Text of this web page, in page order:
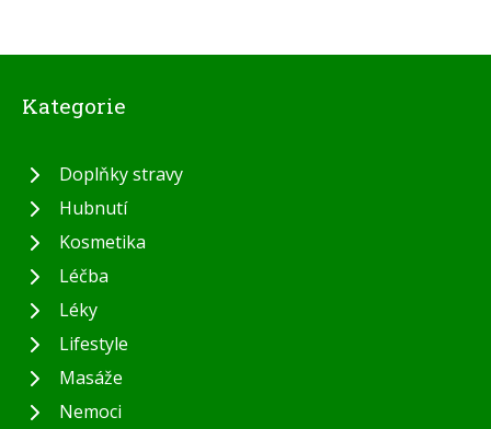
Kategorie
Doplňky stravy
Hubnutí
Kosmetika
Léčba
Léky
Lifestyle
Masáže
Nemoci